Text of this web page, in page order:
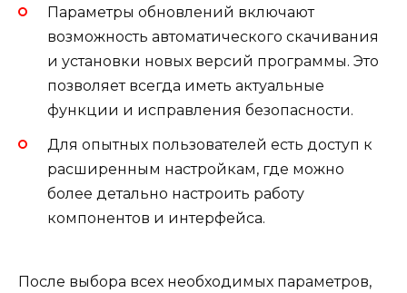
Параметры обновлений включают
возможность автоматического скачивания
и установки новых версий программы. Это
позволяет всегда иметь актуальные
функции и исправления безопасности.
Для опытных пользователей есть доступ к
расширенным настройкам, где можно
более детально настроить работу
компонентов и интерфейса.
После выбора всех необходимых параметров,